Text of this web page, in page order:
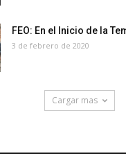
FEO: En el Inicio de la
3 de febrero de 2020
Cargar mas